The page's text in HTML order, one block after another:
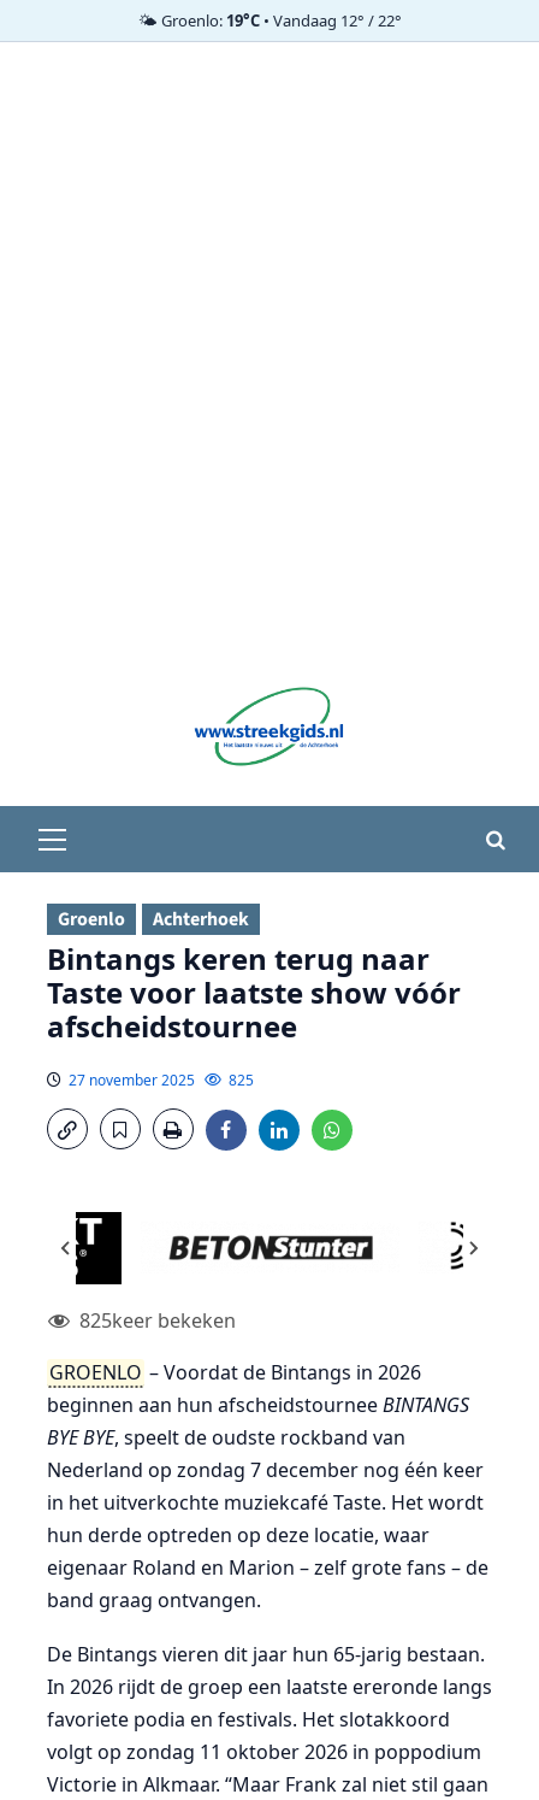
🌤️ Groenlo: 19°C• Vandaag 12° / 22°
menu
Groenlo Achterhoek
Bintangs keren terug naar
Taste voor laatste show vóór
afscheidstournee
27 november 2025 825
825keer bekeken
GROENLO – Voordat de Bintangs in 2026
beginnen aan hun afscheidstourneeBINTANGS
BYE BYE, speelt de oudste rockband van
Nederland op zondag 7 december nog één keer
in het uitverkochte muziekcafé Taste. Het wordt
hun derde optreden op deze locatie, waar
eigenaar Roland en Marion – zelf grote fans – de
band graag ontvangen.
De Bintangs vieren dit jaar hun 65-jarig bestaan.
In 2026 rijdt de groep een laatste ereronde langs
favoriete podia en festivals. Het slotakkoord
volgt op zondag 11 oktober 2026 in poppodium
Victorie in Alkmaar. “Maar Frank zal niet stil gaan